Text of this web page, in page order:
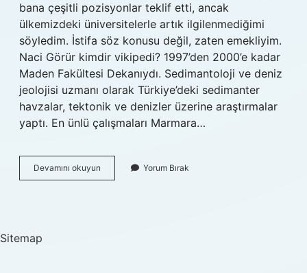
bana çeşitli pozisyonlar teklif etti, ancak
ülkemizdeki üniversitelerle artık ilgilenmediğimi
söyledim. İstifa söz konusu değil, zaten emekliyim.
Naci Görür kimdir vikipedi? 1997’den 2000’e kadar
Maden Fakültesi Dekanıydı. Sedimantoloji ve deniz
jeolojisi uzmanı olarak Türkiye’deki sedimanter
havzalar, tektonik ve denizler üzerine araştırmalar
yaptı. En ünlü çalışmaları Marmara…
Devamını okuyun
Görür
Yorum Bırak
Sitemap